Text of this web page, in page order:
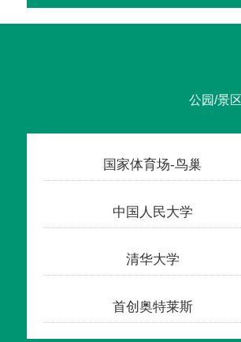
公园/景
国家体育场-鸟巢
中国人民大学
清华大学
首创奥特莱斯